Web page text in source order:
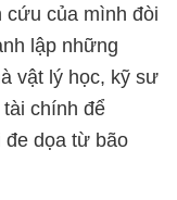
cứu của mình đòi
lập những
vật lý học, kỹ sư
chính để
đe dọa từ bão